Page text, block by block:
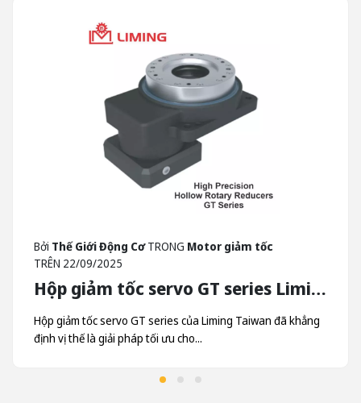
Bởi Thế Giới Động Cơ TRONG Motor giảm tốc
TRÊN 22/09/2025
Hộp giảm tốc servo GT series Liming - Hộp Giảm Tốc Quay Trục Rỗng Liming Taiwan
Hộp giảm tốc servo GT series của Liming Taiwan đã khẳng
định vị thế là giải pháp tối ưu cho...